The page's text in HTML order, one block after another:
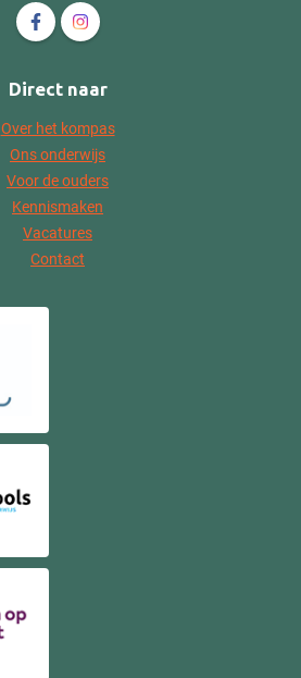
Volg ons op Facebook P.C.
Volg ons op Instagram P.C.
Direct naar
Over het kompas
Ons onderwijs
Voor de ouders
Kennismaken
Vacatures
Contact